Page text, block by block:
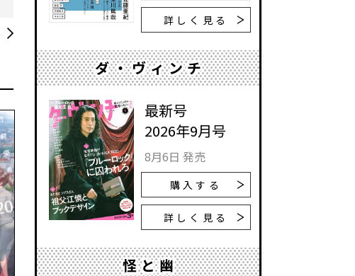
詳しく見る
ダ・ヴィンチ
最新号
2026年9月号
8月6日 発売
購入する
詳しく見る
怪と幽